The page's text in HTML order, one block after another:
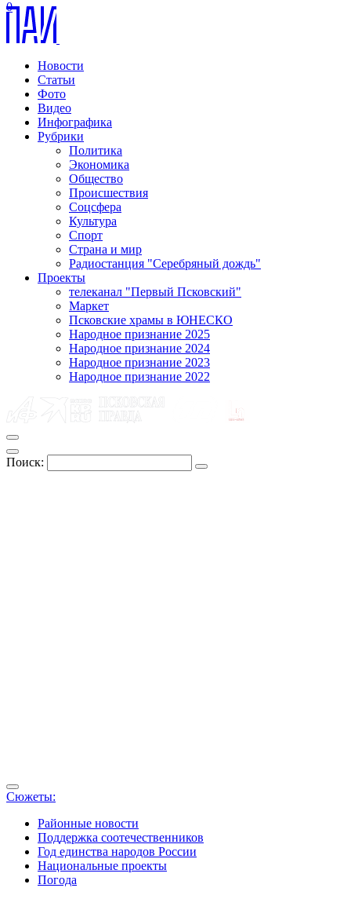
Новости
Статьи
Фото
Видео
Инфографика
Рубрики
Политика
Экономика
Общество
Происшествия
Соцсфера
Культура
Спорт
Страна и мир
Радиостанция "Серебряный дождь"
Проекты
телеканал "Первый Псковский"
Маркет
Псковские храмы в ЮНЕСКО
Народное признание 2025
Народное признание 2024
Народное признание 2023
Народное признание 2022
Поиск:
Сюжеты:
Районные новости
Поддержка соотечественников
Год единства народов России
Национальные проекты
Погода
0